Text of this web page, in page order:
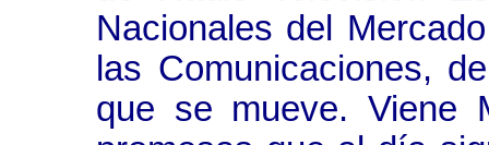
Nacionales del
las Comunicaciones,
que se mueve. Viene